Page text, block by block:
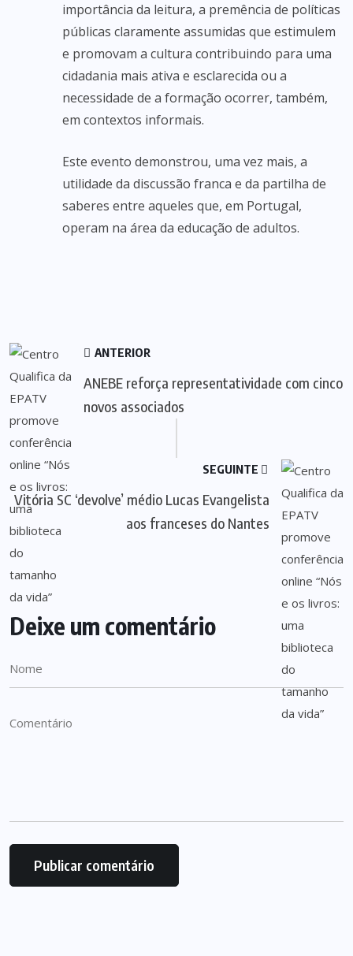
importância da leitura, a premência de políticas
públicas claramente assumidas que estimulem
e promovam a cultura contribuindo para uma
cidadania mais ativa e esclarecida ou a
necessidade de a formação ocorrer, também,
em contextos informais.
Este evento demonstrou, uma vez mais, a
utilidade da discussão franca e da partilha de
saberes entre aqueles que, em Portugal,
operam na área da educação de adultos.
ANTERIOR
ANEBE reforça representatividade com cinco
novos associados
SEGUINTE
Vitória SC ‘devolve’ médio Lucas Evangelista
aos franceses do Nantes
Deixe um comentário